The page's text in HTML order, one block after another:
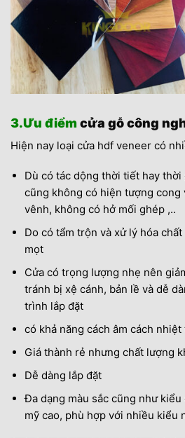
3.Ưu điểm cửa gỗ công
Hiện nay loại cửa hdf veneer có
Dù có tác dộng thời tiết hay thời
cũng không có hiện tượng cong
vênh, không có hở mối ghép ,..
Do có tẩm trộn và xử lý hóa
mọt
Cửa có trọng lượng nhẹ nên
tránh bị xệ cánh, bản lề và dễ
trình lắp đặt
có khả năng cách âm cách nhiệt
Giá thành rẻ nhưng chất lượng
Dễ dàng lắp đặt
Đa dạng màu sắc cũng như
mỹ cao, phù hợp với nhiều kiểu